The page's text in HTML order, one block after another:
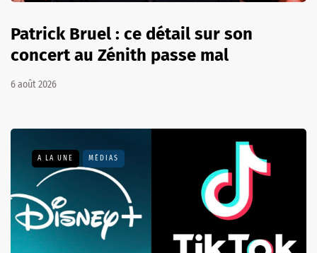
Patrick Bruel : ce détail sur son
concert au Zénith passe mal
6 août 2026
A LA UNE MÉDIAS